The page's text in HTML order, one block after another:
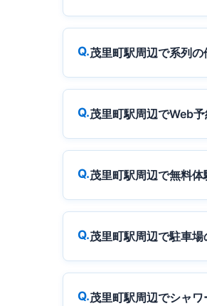
茂里町駅周辺で系列
茂里町駅周辺でWeb
茂里町駅周辺で無料
茂里町駅周辺で駐車
茂里町駅周辺でシャ